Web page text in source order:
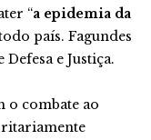
“a epidemia da
país. Fagundes
e Justiça.
o combate ao